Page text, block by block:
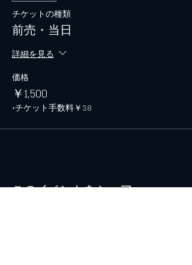
チケットの種類
前売・当日
詳細を見る
価格
￥1,500
+チケット手数料￥38
このイベントをシェア